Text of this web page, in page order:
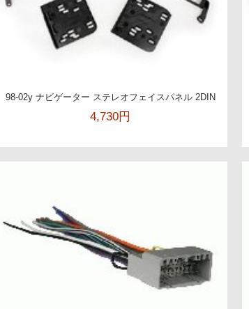
98-02y ナビゲーター ステレオフェイスパネル 2DIN
4,730円